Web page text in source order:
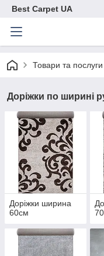
Best Carpet UA
Товари та послуги
Доріжки по ширині
Доріжки ширина
60см